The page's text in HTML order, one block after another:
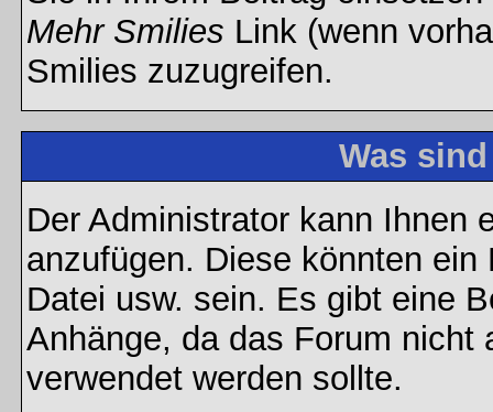
Mehr Smilies Link (wenn
Smilies zuzugreifen.
Was
Der Administrator kann Ihnen
anzufügen. Diese könnten
Datei usw. sein. Es gibt eine
Anhänge, da das Forum nicht
verwendet werden sollte.